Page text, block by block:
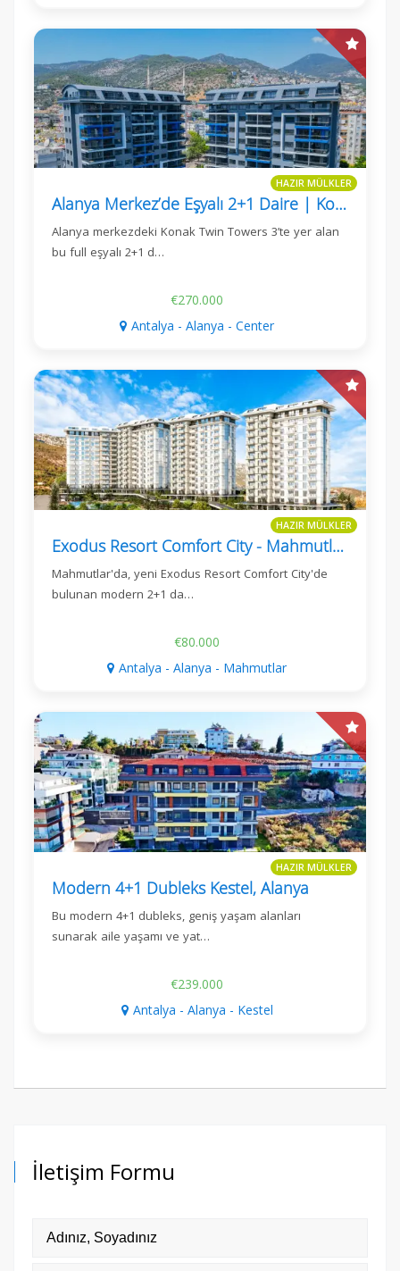
HAZIR MÜLKLER
Alanya Merkez’de Eşyalı 2+1 Daire | Konak Twin Towers 3
Alanya merkezdeki Konak Twin Towers 3’te yer alan
bu full eşyalı 2+1 d…
€270.000
Antalya - Alanya - Center
HAZIR MÜLKLER
Exodus Resort Comfort City - Mahmutlar'da Modern 2+1 Daire
Mahmutlar'da, yeni Exodus Resort Comfort City'de
bulunan modern 2+1 da…
€80.000
Antalya - Alanya - Mahmutlar
HAZIR MÜLKLER
Modern 4+1 Dubleks Kestel, Alanya
Bu modern 4+1 dubleks, geniş yaşam alanları
sunarak aile yaşamı ve yat…
€239.000
Antalya - Alanya - Kestel
İletişim Formu